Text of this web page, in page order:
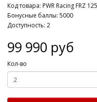
Код товара: PWR Racing FRZ
Бонусные баллы: 5000
Доступность: 2
99 990 руб
Кол-во